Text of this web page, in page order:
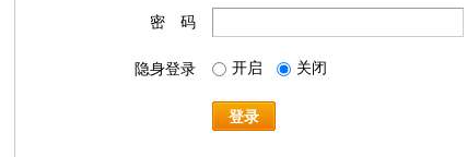
密 码
隐身登录 开启 关闭
登录